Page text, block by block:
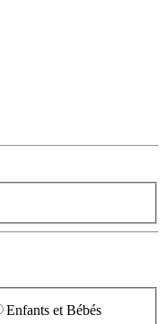
Enfants et Bébés